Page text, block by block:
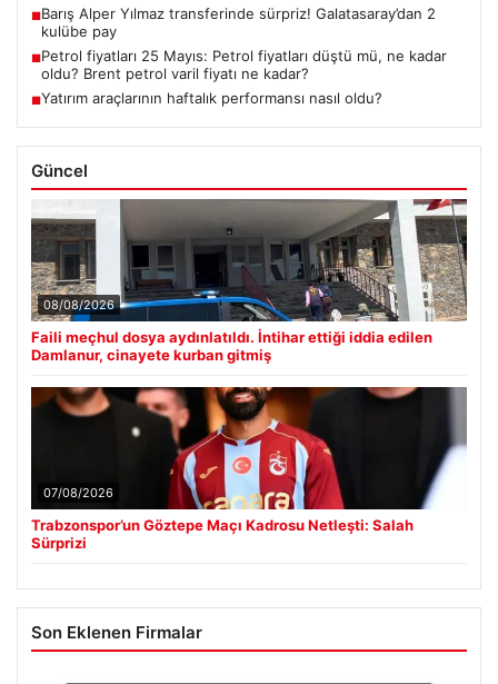
■Barış Alper Yılmaz transferinde sürpriz! Galatasaray’dan 2
kulübe pay
■Petrol fiyatları 25 Mayıs: Petrol fiyatları düştü mü, ne kadar
oldu? Brent petrol varil fiyatı ne kadar?
■Yatırım araçlarının haftalık performansı nasıl oldu?
Güncel
08/08/2026
Faili meçhul dosya aydınlatıldı. İntihar ettiği iddia edilen
Damlanur, cinayete kurban gitmiş
07/08/2026
Trabzonspor’un Göztepe Maçı Kadrosu Netleşti: Salah
Sürprizi
Son Eklenen Firmalar